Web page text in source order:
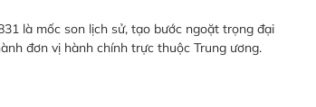
là mốc son lịch sử, tạo bước ngoặt trọng đại
đơn vị hành chính trực thuộc Trung ương.